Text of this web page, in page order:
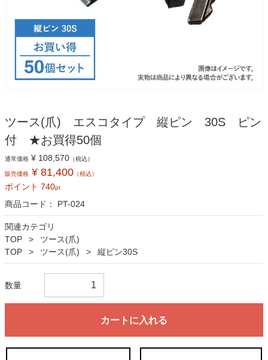
ツース(爪) エスコタイプ 縦ピン 30S ピン
付 ★お買得50個
通常価格 ¥ 108,570 （税込）
販売価格 ¥ 81,400 （税込）
ポイント 740pt
商品コード： PT-024
関連カテゴリ
TOP
ツース(爪)
TOP
ツース(爪) 縦ピン30S
数量
カートに入れる